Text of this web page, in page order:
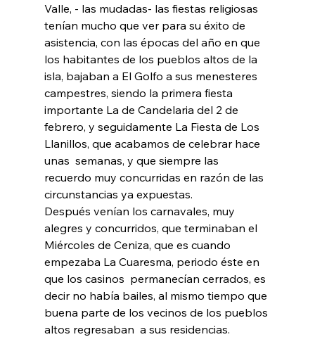
Valle, - las mudadas- las fiestas religiosas
tenían mucho que ver para su éxito de
asistencia, con las épocas del año en que
los habitantes de los pueblos altos de la
isla, bajaban a El Golfo a sus menesteres
campestres, siendo la primera fiesta
importante La de Candelaria del 2 de
febrero, y seguidamente La Fiesta de Los
Llanillos, que acabamos de celebrar hace
unas  semanas, y que siempre las
recuerdo muy concurridas en razón de las
circunstancias ya expuestas.
Después venían los carnavales, muy
alegres y concurridos, que terminaban el
Miércoles de Ceniza, que es cuando
empezaba La Cuaresma, periodo éste en
que los casinos  permanecían cerrados, es
decir no había bailes, al mismo tiempo que
buena parte de los vecinos de los pueblos
altos regresaban  a sus residencias.